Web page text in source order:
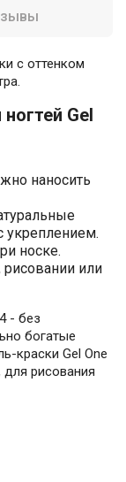
с оттенком
Gel
наносить
укреплением.
носке.
рисовании или
- без
богатые
краски Gel One
для рисования